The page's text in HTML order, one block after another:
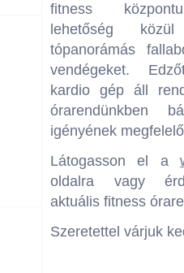
fitness
lehetőség
tópanorámás
vendégeket.
kardio gép áll
órarendünkben
igényének
Látogasson el a
oldalra vagy
aktuális fitness
Szeretettel várjuk